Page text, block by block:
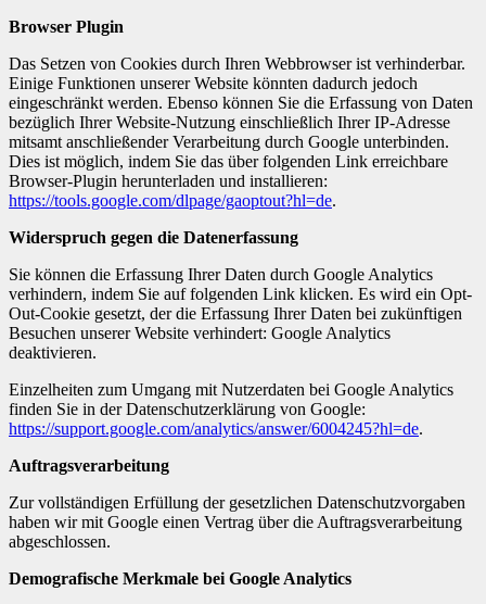
Browser Plugin
Das Setzen von Cookies durch Ihren Webbrowser ist verhinderbar.
Einige Funktionen unserer Website könnten dadurch jedoch
eingeschränkt werden. Ebenso können Sie die Erfassung von Daten
bezüglich Ihrer Website-Nutzung einschließlich Ihrer IP-Adresse
mitsamt anschließender Verarbeitung durch Google unterbinden.
Dies ist möglich, indem Sie das über folgenden Link erreichbare
Browser-Plugin herunterladen und installieren:
https://tools.google.com/dlpage/gaoptout?hl=de.
Widerspruch gegen die Datenerfassung
Sie können die Erfassung Ihrer Daten durch Google Analytics
verhindern, indem Sie auf folgenden Link klicken. Es wird ein Opt-
Out-Cookie gesetzt, der die Erfassung Ihrer Daten bei zukünftigen
Besuchen unserer Website verhindert: Google Analytics
deaktivieren.
Einzelheiten zum Umgang mit Nutzerdaten bei Google Analytics
finden Sie in der Datenschutzerklärung von Google:
https://support.google.com/analytics/answer/6004245?hl=de.
Auftragsverarbeitung
Zur vollständigen Erfüllung der gesetzlichen Datenschutzvorgaben
haben wir mit Google einen Vertrag über die Auftragsverarbeitung
abgeschlossen.
Demografische Merkmale bei Google Analytics